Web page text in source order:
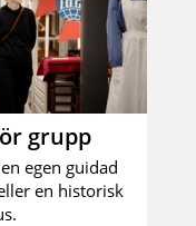
grupp
egen guidad
en historisk